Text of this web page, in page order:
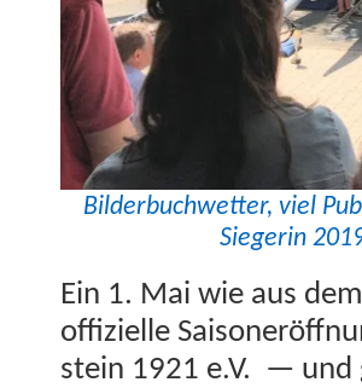
Bilder­buch­wet­ter, viel
Siegerin
Ein 1. Mai wie aus
offizielle
stein 1921 e.V. — und